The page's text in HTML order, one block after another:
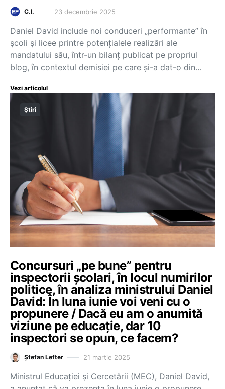
C.I. 23 decembrie 2025
Daniel David include noi conduceri „performante” în
școli și licee printre potențialele realizări ale
mandatului său, într-un bilanț publicat pe propriul
blog, în contextul demisiei pe care și-a dat-o din…
Vezi articolul
Știri
Concursuri „pe bune” pentru
inspectorii școlari, în locul numirilor
politice, în analiza ministrului Daniel
David: În luna iunie voi veni cu o
propunere / Dacă eu am o anumită
viziune pe educație, dar 10
inspectori se opun, ce facem?
Ștefan Lefter 21 martie 2025
Ministrul Educației și Cercetării (MEC), Daniel David,